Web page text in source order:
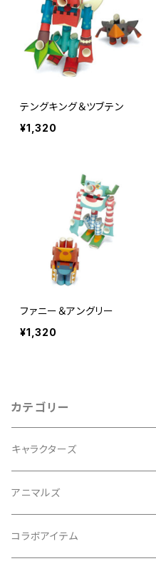
テングキング＆ツブテン
¥1,320
ファニー＆アングリー
¥1,320
カテゴリー
キャラクターズ
アニマルズ
イヌシリーズ
コラボアイテム